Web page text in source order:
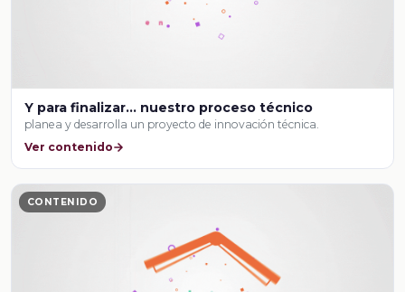
Y para finalizar… nuestro proceso técnico
planea y desarrolla un proyecto de innovación técnica.
Ver contenido
CONTENIDO